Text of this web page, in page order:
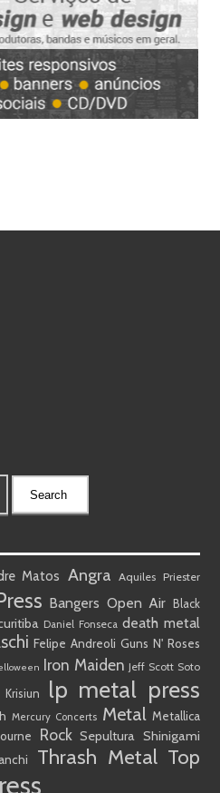
Matos Angra Aquiles Priester
Bangers Open Air
Black
Daniel Fonseca death metal
Felipe Andreoli Guns N' Roses
Iron Maiden Jeff Scott Soto
Krisiun lp metal press
Mercury Concerts Metal Metallica
Rock Sepultura Shinigami
Thrash Metal Top